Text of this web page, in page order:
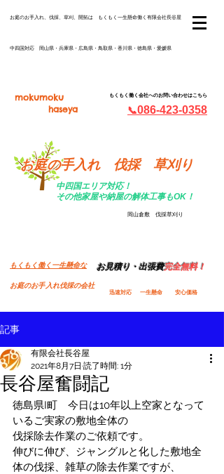
​お庭のお手入れ、伐採、草刈、開拓は もくもく一生懸命働く有限会社長谷屋
中四国対応 岡山県・兵庫県・広島県・鳥取県・香川県・徳島県・愛媛県
mokumoku
haseya
もくもく働く会社へのお問い合わせはこちら
📞086-423-0358
中四国エリア対応！
​その他家屋や納屋の解体工事もOK！
お庭の手入れ 伐採 草刈り
岡山倉敷 伐採草刈り
​もくもく働く一生懸命な お見積り・出張費完全無料！
お庭のお手入れ伐採の会社
​迅速対応 ​一生懸命 安心価格
記事
長谷屋奮闘記
有限会社長谷屋
2021年8月7日 読了時間: 1分
徳島県I町　今日は10年以上空家となって
いるご実家の敷地全体の
伐採除去作業のご依頼です。
伸びに伸び、ジャングルと化した敷地全
体の伐採、雑草の除去作業ですが、